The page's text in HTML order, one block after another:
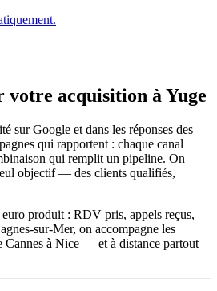
acquisition à Yuge
sur Google et dans les réponses des
qui rapportent : chaque canal
qui remplit un pipeline. On
objectif — des clients qualifiés,
produit : RDV pris, appels reçus,
sur-Mer, on accompagne les
Cannes à Nice — et à distance partout